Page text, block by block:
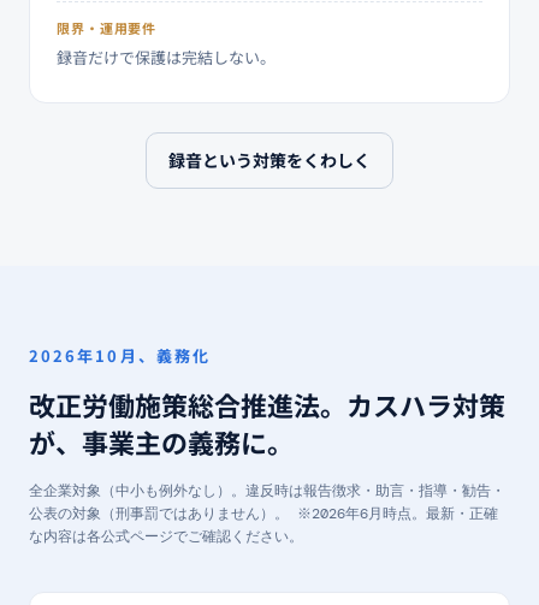
限界・運用要件
録音だけで保護は完結しない。
録音という対策をくわしく
2026年10月、義務化
改正労働施策総合推進法。カスハラ対策
が、事業主の義務に。
全企業対象（中小も例外なし）。違反時は報告徴求・助言・指導・勧告・
公表の対象（刑事罰ではありません）。 ※2026年6月時点。最新・正確
な内容は各公式ページでご確認ください。